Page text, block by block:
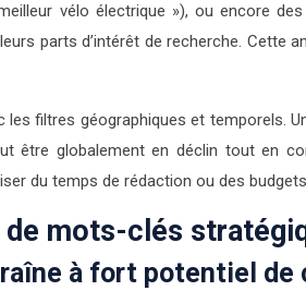
vélo électrique »), ou encore
parts d’intérêt de recherche.
filtres géographiques et temporels.
globalement en déclin tout en
du temps de rédaction ou des
mots-clés
à fort potentiel de